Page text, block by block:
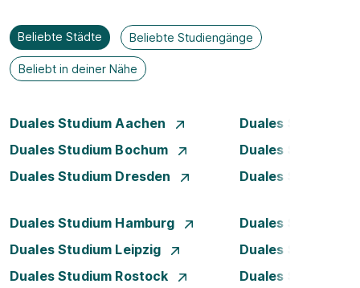
Beliebte Städte Beliebte Studiengänge
Beliebt in deiner Nähe
Duales Studium Aachen
Duales Studium
Duales Studium Bochum
Duales Studium
Duales Studium Dresden
Duales Studium
Duales Studium Hamburg
Duales Studium
Duales Studium Leipzig
Duales Studium
Duales Studium Rostock
Duales Studium